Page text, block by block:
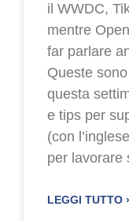
il WWDC,
mentre
far parlare
Queste
questa
e tips per
(con
per
LEGGI TUTTO